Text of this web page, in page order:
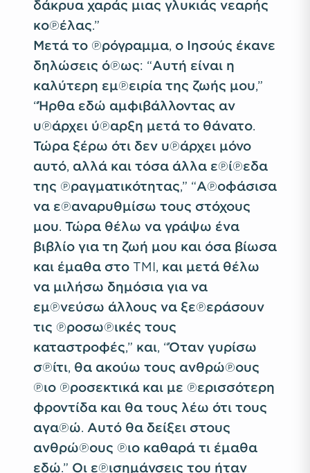
δάκρυα χαράς μιας γλυκιάς νεαρής
κοπέλας.”
Μετά το πρόγραμμα, ο Ιησούς έκανε
δηλώσεις όπως: “Αυτή είναι η
καλύτερη εμπειρία της ζωής μου,”
“Ήρθα εδώ αμφιβάλλοντας αν
υπάρχει ύπαρξη μετά το θάνατο.
Τώρα ξέρω ότι δεν υπάρχει μόνο
αυτό, αλλά και τόσα άλλα επίπεδα
της πραγματικότητας,” “Αποφάσισα
να επαναρυθμίσω τους στόχους
μου. Τώρα θέλω να γράψω ένα
βιβλίο για τη ζωή μου και όσα βίωσα
και έμαθα στο TMI, και μετά θέλω
να μιλήσω δημόσια για να
εμπνεύσω άλλους να ξεπεράσουν
τις προσωπικές τους
καταστροφές,” και, “Όταν γυρίσω
σπίτι, θα ακούω τους ανθρώπους
πιο προσεκτικά και με περισσότερη
φροντίδα και θα τους λέω ότι τους
αγαπώ. Αυτό θα δείξει στους
ανθρώπους πιο καθαρά τι έμαθα
εδώ.” Οι επισημάνσεις του ήταν